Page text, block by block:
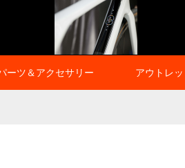
ーツ＆アクセサリー アウトレッ